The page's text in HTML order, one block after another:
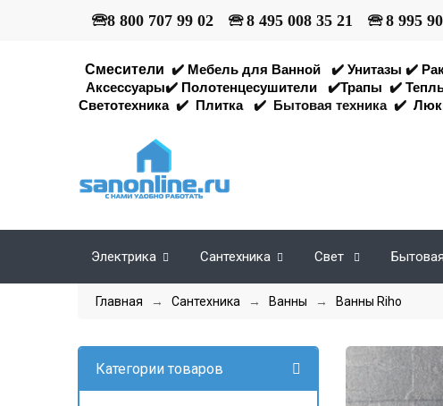
🕾8 800 707 99 02 🕾 8 495 008 35 21 🕾 8 995
Смесители ✔️ Мебель для Ванной ✔️ Унитазы ✔️
Аксессуары✔️ Полотенцесушители ✔️Трапы ✔️
Светотехника ✔️ Плитка ✔️ Бытовая техника ✔️
Электрика Сантехника Свет
Главная → Сантехника → Ванны → Ванны Riho
Категории товаров